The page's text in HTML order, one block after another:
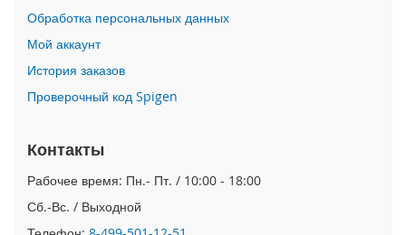
7
P
r
o
i
o
n
e
A
i
Обработка персональных данных
Мой аккаунт
История заказов
Проверочный код Spigen
Контакты
Рабочее время: Пн.- Пт. / 10:00 - 18:00
Сб.-Вс. / Выходной